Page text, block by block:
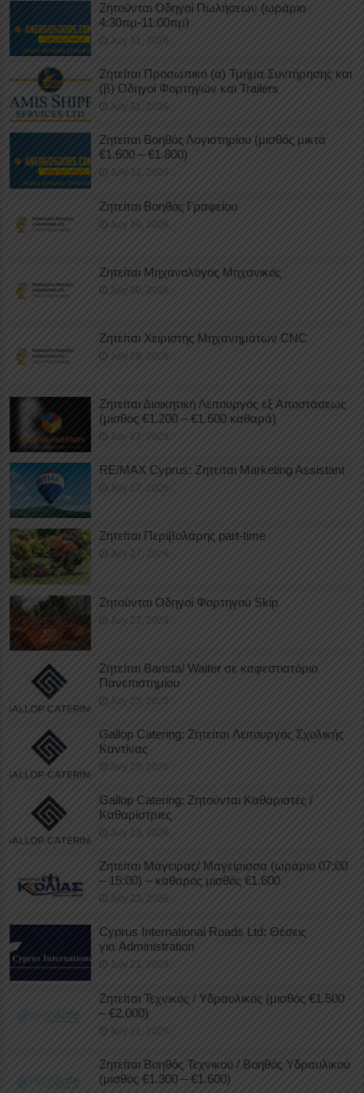
Ζητούνται Οδηγοί Πωλήσεων (ωράριο
4:30πμ-11:00πμ)
July 31, 2026
Ζητείται Προσωπικό (α) Τμήμα Συντήρησης και
(β) Οδηγοί Φορτηγών και Trailers
July 31, 2026
Ζητείται Βοηθός Λογιστηρίου (μισθός μικτά
€1.600 – €1.800)
July 31, 2026
Ζητείται Βοηθός Γραφείου
July 30, 2026
Ζητείται Μηχανολόγος Μηχανικός
July 30, 2026
Ζητείται Χειριστής Μηχανημάτων CNC
July 29, 2026
Ζητείται Διοικητική Λειτουργός εξ Αποστάσεως
(μισθός €1.200 – €1.600 καθαρά)
July 27, 2026
RE/MAX Cyprus: Ζητείται Marketing Assistant
July 27, 2026
Ζητείται Περιβολάρης part-time
July 27, 2026
Ζητούνται Οδηγοί Φορτηγού Skip
July 27, 2026
Ζητείται Barista/ Waiter σε καφεστιατόριο
Πανεπιστημίου
July 23, 2026
Gallop Catering: Ζητείται Λειτουργός Σχολικής
Καντίνας
July 23, 2026
Gallop Catering: Ζητούνται Καθαριστές /
Καθαρίστριες
July 23, 2026
Ζητείται Μάγειρας/ Μαγείρισσα (ωράριο 07:00
– 15:00) – καθαρός μισθός €1.600
July 23, 2026
Cyprus International Roads Ltd: Θέσεις
για Administration
July 21, 2026
Ζητείται Τεχνικός / Υδραυλικός (μισθός €1.500
– €2.000)
July 21, 2026
Ζητείται Βοηθός Τεχνικού / Βοηθός Υδραυλικού
(μισθός €1.300 – €1.600)